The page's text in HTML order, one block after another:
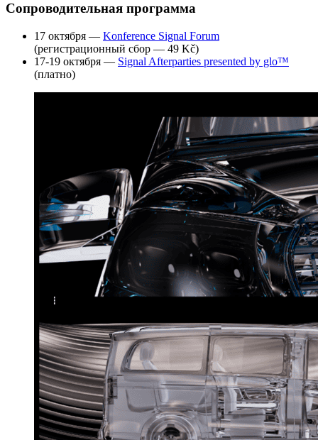
Сопроводительная программа
17 октября — Konference Signal Forum
(регистрационный сбор — 49 Kč)
17-19 октября — Signal Afterparties presented by glo™
(платно)